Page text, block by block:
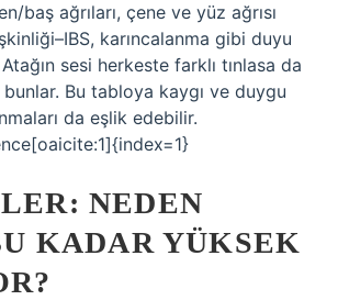
baş ağrıları, çene ve yüz ağrısı
karıncalanma gibi duyu
sesi herkeste farklı tınlasa da
Bu tabloya kaygı ve duygu
da eşlik edebilir.
NEDEN
KADAR YÜKSEK